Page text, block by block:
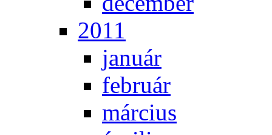
2011
ja­nu­ár
feb­ru­ár
már­ci­us